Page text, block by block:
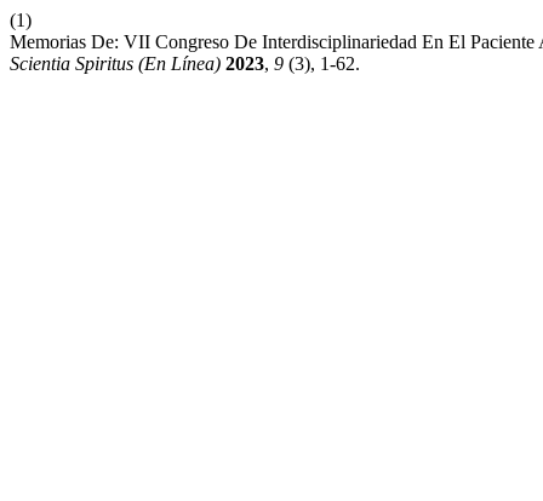
(1)
Memorias De: VII Congreso De Interdisciplinariedad En El
Scientia Spiritus (En Línea) 2023, 9 (3), 1-62.